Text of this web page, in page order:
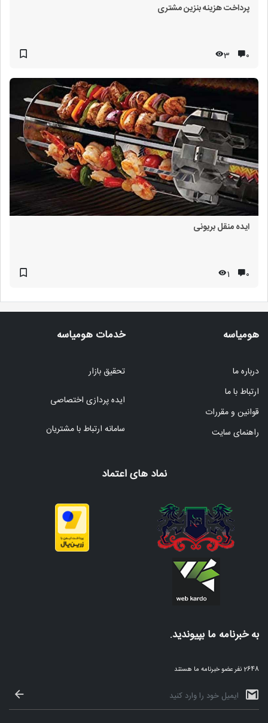
پرداخت هزینه بنزین مشتری
۰ 3
ایده منقل بریونی
۰ 1
هومیاسه
درباره ما
ارتباط با ما
قوانین و مقررات
راهنمای سایت
خدمات هومیاسه
تحقیق بازار
ایده پردازی اختصاصی
سامانه ارتباط با مشتریان
نماد های اعتماد
به خبرنامه ما بپیوندید.
2648 نفر عضو خبرنامه ما هستند